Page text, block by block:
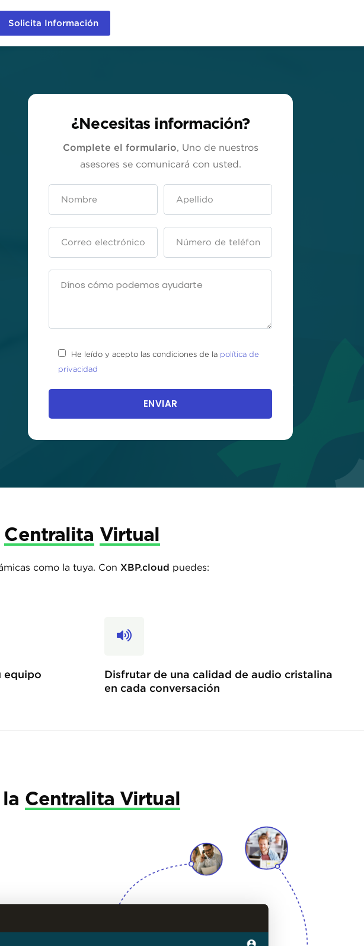
Solicita Información
¿Necesitas información?
Complete el formulario, Uno de nuestros
asesores se comunicará con usted.
He leído y acepto las condiciones de la política de
privacidad
Centralita Virtual
como la tuya. Con XBP.cloud puedes:
equipo
Disfrutar de una calidad de audio cristalina
en cada conversación
Centralita Virtual